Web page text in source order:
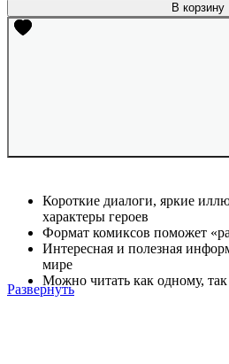
В корзину
Короткие диалоги, яркие
характеры героев
Формат комиксов поможет
Интересная и полезная
мире
Можно читать как одному,
Развернуть